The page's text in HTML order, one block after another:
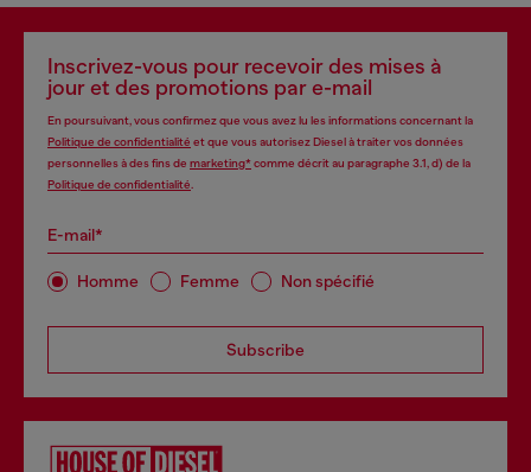
Inscrivez-vous pour recevoir des mises à
jour et des promotions par e-mail
En poursuivant, vous confirmez que vous avez lu les informations concernant la
Politique de confidentialité et que vous autorisez Diesel à traiter vos données
personnelles à des fins de marketing*comme décrit au paragraphe 3.1, d) de la
Politique de confidentialité
E-mail*
Homme Femme Non spécifié
Subscribe